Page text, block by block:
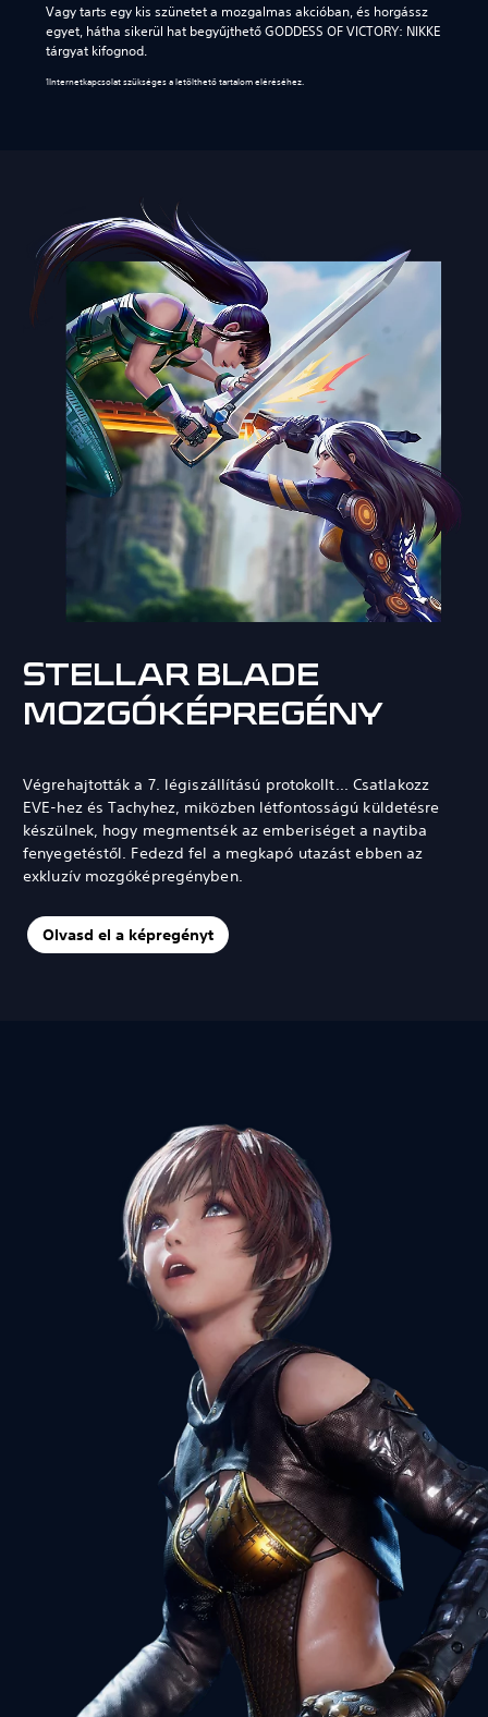
Vagy tarts egy kis szünetet a mozgalmas akcióban, és horgássz
egyet, hátha sikerül hat begyűjthető GODDESS OF VICTORY: NIKKE
tárgyat kifognod.
1Internetkapcsolat szükséges a letölthető tartalom eléréséhez.
STELLAR BLADE
MOZGÓKÉPREGÉNY
Végrehajtották a 7. légiszállítású protokollt... Csatlakozz
EVE-hez és Tachyhez, miközben létfontosságú küldetésre
készülnek, hogy megmentsék az emberiséget a naytiba
fenyegetéstől. Fedezd fel a megkapó utazást ebben az
exkluzív mozgóképregényben.
Olvasd el a képregényt